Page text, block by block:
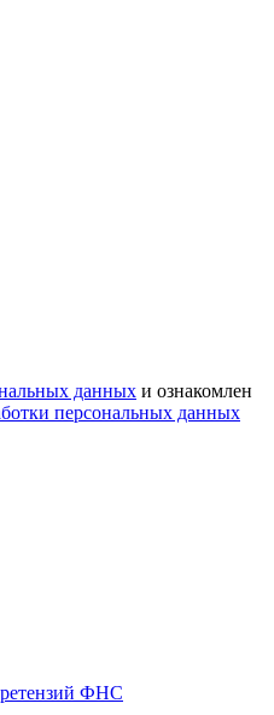
данных и ознакомлен
персональных данных
ФНС